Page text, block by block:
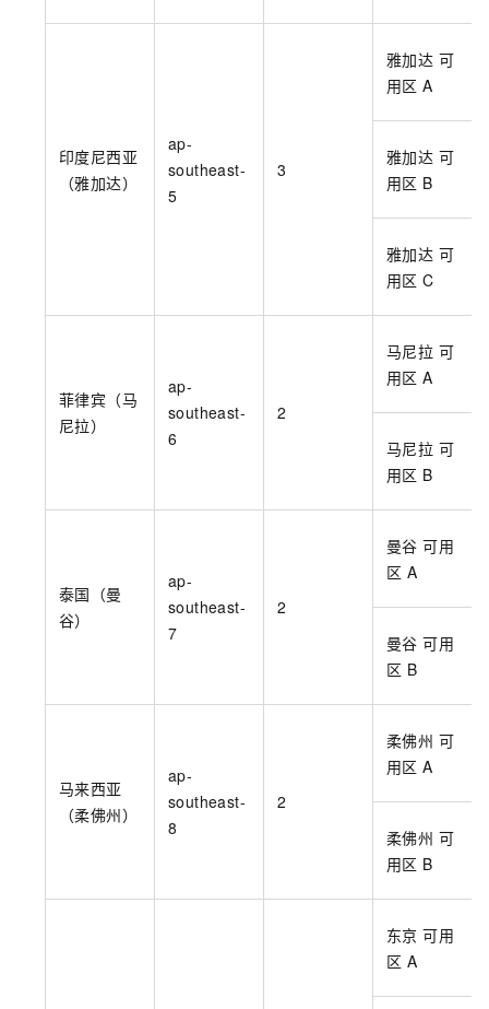
印度尼西亚
（雅加达）
ap-
southeast-
5
3
雅加达 可
用区 A
雅加达 可
用区 B
雅加达 可
用区 C
菲律宾（马
尼拉）
ap-
southeast-
6
2
马尼拉 可
用区 A
马尼拉 可
用区 B
泰国（曼
谷）
ap-
southeast-
7
2
曼谷 可用
区 A
曼谷 可用
区 B
马来西亚
（柔佛州）
ap-
southeast-
8
2
柔佛州 可
用区 A
柔佛州 可
用区 B
东京 可用
区 A